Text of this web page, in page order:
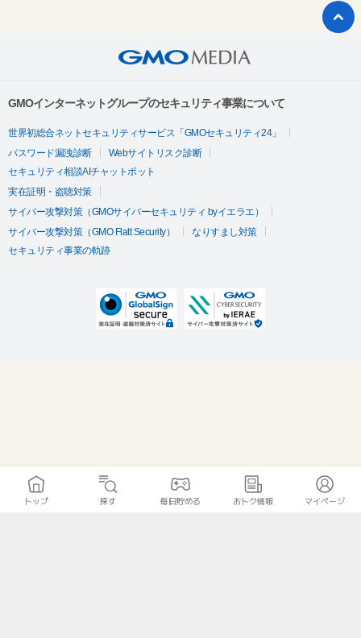
GMOインターネットグループのセキュリティ事業について
世界初総合ネットセキュリティサービス「GMOセキュリティ24」
パスワード漏洩診断
Webサイトリスク診断
セキュリティ相談AIチャットボット
実在証明・盗聴対策
サイバー攻撃対策（GMOサイバーセキュリティ byイエラエ）
サイバー攻撃対策（GMO Flatt Security）
なりすまし対策
セキュリティ事業の軌跡
トップ 探す 毎日貯める おトク情報 マイページ